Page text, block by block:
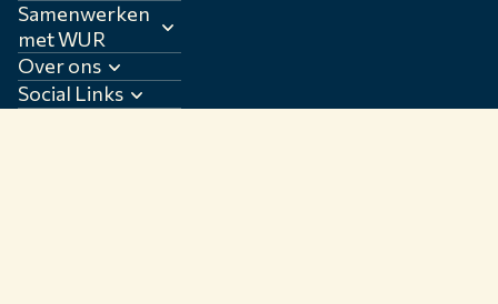
Samenwerken
met WUR
Over ons
Social Links